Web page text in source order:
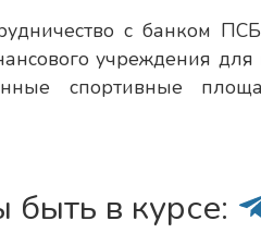
с банком
учреждения
спортивные
быть в курсе: